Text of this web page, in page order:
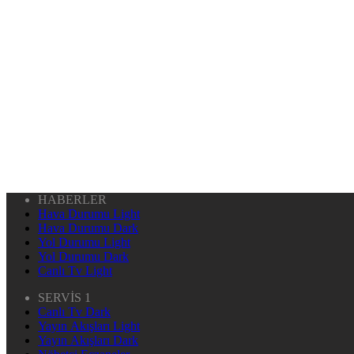
HABERLER
Hava Durumu Light
Hava Durumu Dark
Yol Durumu Light
Yol Durumu Dark
Canlı Tv Light
SERVİS 1
Canlı Tv Dark
Yayın Akışları Light
Yayın Akışları Dark